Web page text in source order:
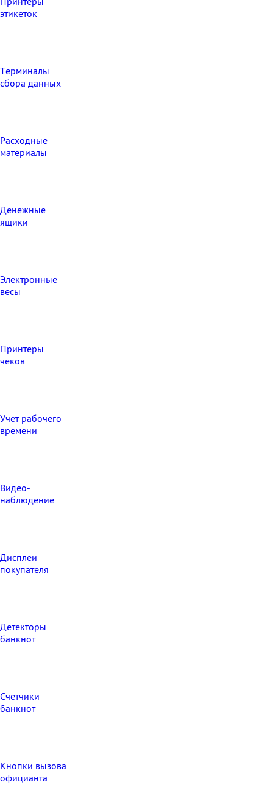
этикеток
Терминалы
сбора данных
Расходные
материалы
Денежные
ящики
Электронные
весы
Принтеры
чеков
Учет рабочего
времени
Видео‑
наблюдение
Дисплеи
покупателя
Детекторы
банкнот
Счетчики
банкнот
Кнопки вызова
официанта